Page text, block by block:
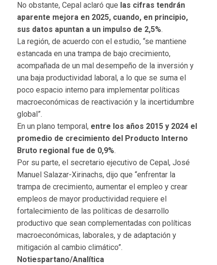
No obstante, Cepal aclaró que las cifras tendrán
aparente mejora en 2025, cuando, en principio,
sus datos apuntan a un impulso de 2,5%.
La región, de acuerdo con el estudio, “se mantiene
estancada en una trampa de bajo crecimiento,
acompañada de un mal desempeño de la inversión y
una baja productividad laboral, a lo que se suma el
poco espacio interno para implementar políticas
macroeconómicas de reactivación y la incertidumbre
global”.
En un plano temporal, entre los años 2015 y 2024 el
promedio de crecimiento del Producto Interno
Bruto regional fue de 0,9%.
Por su parte, el secretario ejecutivo de Cepal, José
Manuel Salazar-Xirinachs, dijo que “enfrentar la
trampa de crecimiento, aumentar el empleo y crear
empleos de mayor productividad requiere el
fortalecimiento de las políticas de desarrollo
productivo que sean complementadas con políticas
macroeconómicas, laborales, y de adaptación y
mitigación al cambio climático”.
Notiespartano/Analítica